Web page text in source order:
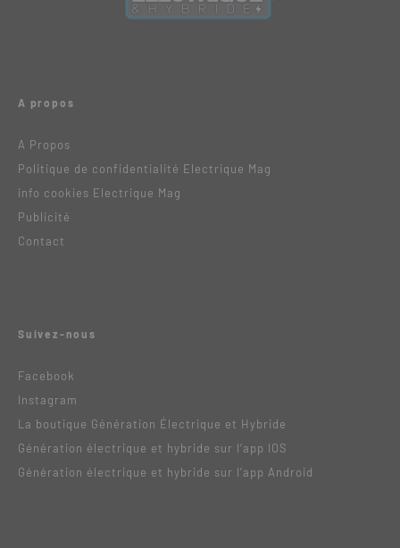
A propos
A Propos
Politique de confidentialité Electrique Mag
info cookies Electrique Mag
Publicité
Contact
Suivez-nous
Facebook
Instagram
La boutique Génération Électrique et Hybride
Génération électrique et hybride sur l’app IOS
Génération électrique et hybride sur l’app Android